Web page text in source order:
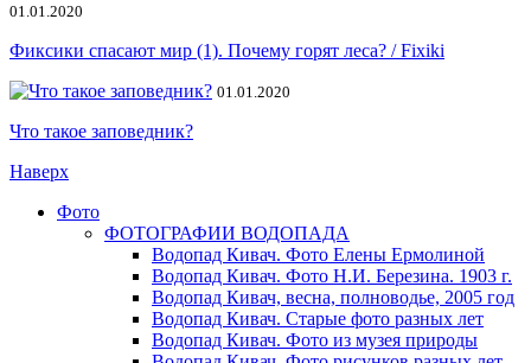
01.01.2020
Фиксики спасают мир (1). Почему горят леса? / Fixiki
01.01.2020
Что такое заповедник?
Наверх
Фото
ФОТОГРАФИИ ВОДОПАДА
Водопад Кивач. Фото Елены Ермолиной
Водопад Кивач. Фото Н.И. Березина. 1903 г.
Водопад Кивач, весна, полноводье, 2005 год
Водопад Кивач. Старые фото разных лет
Водопад Кивач. Фото из музея природы